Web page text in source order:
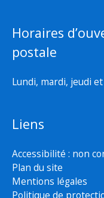
Horaires
postale
Lundi, mardi, jeudi
Liens
Accessibilité : non
Plan du site
Mentions légales
Politique de